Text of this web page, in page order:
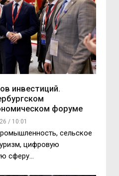
инвестиций.
форуме
/ 10:01
сельское
цифровую
сферу…